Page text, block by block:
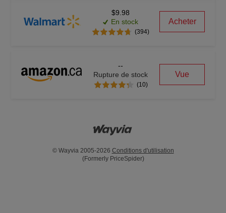
$9.98
En stock
(394)
Acheter
--
Rupture de stock
(10)
Vue
© Wayvia 2005-2026 Conditions d'utilisation
(Formerly PriceSpider)